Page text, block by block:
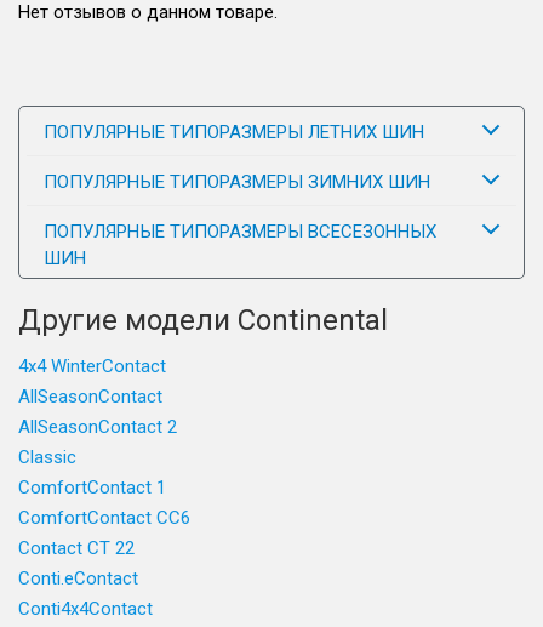
Нет отзывов о данном товаре.
ПОПУЛЯРНЫЕ ТИПОРАЗМЕРЫ ЛЕТНИХ ШИН
ПОПУЛЯРНЫЕ ТИПОРАЗМЕРЫ ЗИМНИХ ШИН
ПОПУЛЯРНЫЕ ТИПОРАЗМЕРЫ ВСЕСЕЗОННЫХ
ШИН
Другие модели Continental
4x4 WinterContact
AllSeasonContact
AllSeasonContact 2
Classic
ComfortContact 1
ComfortContact CC6
Contact CT 22
Conti.eContact
Conti4x4Contact